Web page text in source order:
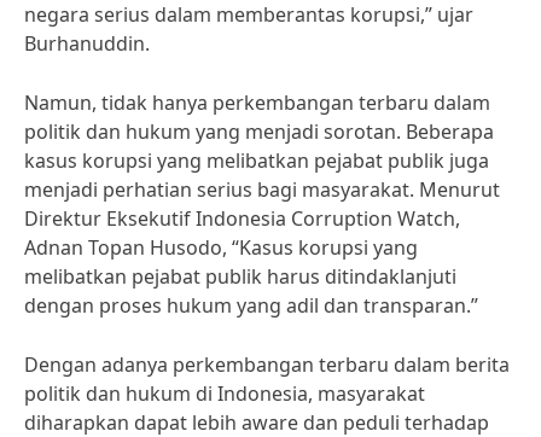
negara serius dalam memberantas korupsi,” ujar
Burhanuddin.
Namun, tidak hanya perkembangan terbaru dalam
politik dan hukum yang menjadi sorotan. Beberapa
kasus korupsi yang melibatkan pejabat publik juga
menjadi perhatian serius bagi masyarakat. Menurut
Direktur Eksekutif Indonesia Corruption Watch,
Adnan Topan Husodo, “Kasus korupsi yang
melibatkan pejabat publik harus ditindaklanjuti
dengan proses hukum yang adil dan transparan.”
Dengan adanya perkembangan terbaru dalam berita
politik dan hukum di Indonesia, masyarakat
diharapkan dapat lebih aware dan peduli terhadap